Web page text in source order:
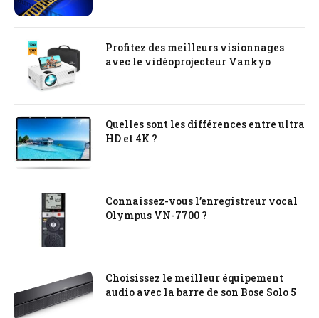
Profitez des meilleurs visionnages
avec le vidéoprojecteur Vankyo
Quelles sont les différences entre ultra
HD et 4K ?
Connaissez-vous l’enregistreur vocal
Olympus VN-7700 ?
Choisissez le meilleur équipement
audio avec la barre de son Bose Solo 5